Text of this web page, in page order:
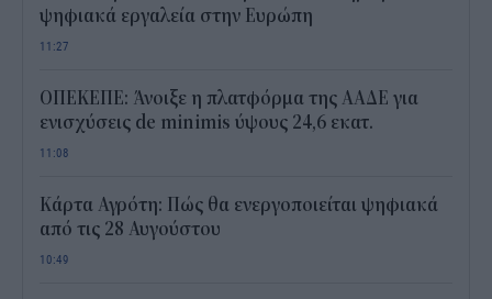
ψηφιακά εργαλεία στην Ευρώπη
11:27
ΟΠΕΚΕΠΕ: Άνοιξε η πλατφόρμα της ΑΑΔΕ για
ενισχύσεις de minimis ύψους 24,6 εκατ.
11:08
Κάρτα Αγρότη: Πώς θα ενεργοποιείται ψηφιακά
από τις 28 Αυγούστου
10:49